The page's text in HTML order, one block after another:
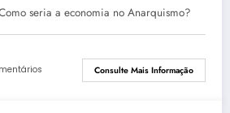
seria a economia no Anarquismo?
Consulte Mais Informação